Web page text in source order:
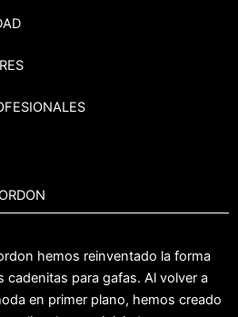
hemos reinventado la forma
cadenitas para gafas. Al volver a
en primer plano, hemos creado